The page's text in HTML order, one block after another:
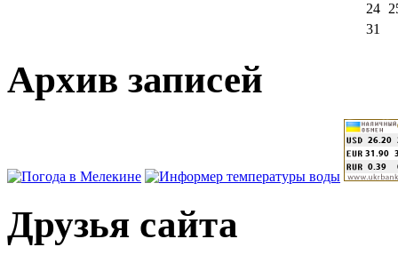
24
31
Архив записей
Друзья сайта